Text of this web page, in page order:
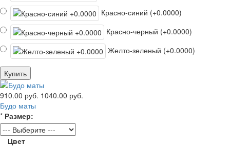
Красно-синий (+0.0000)
Красно-черный (+0.0000)
Желто-зеленый (+0.0000)
Купить
910.00 руб. 1040.00 руб.
Будо маты
* Размер:
Цвет